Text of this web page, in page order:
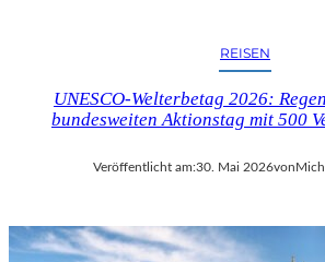
REISEN
UNESCO-Welterbetag 2026:
bundesweiten Aktionstag mit 500
Veröffentlicht am:30. Mai 2026von